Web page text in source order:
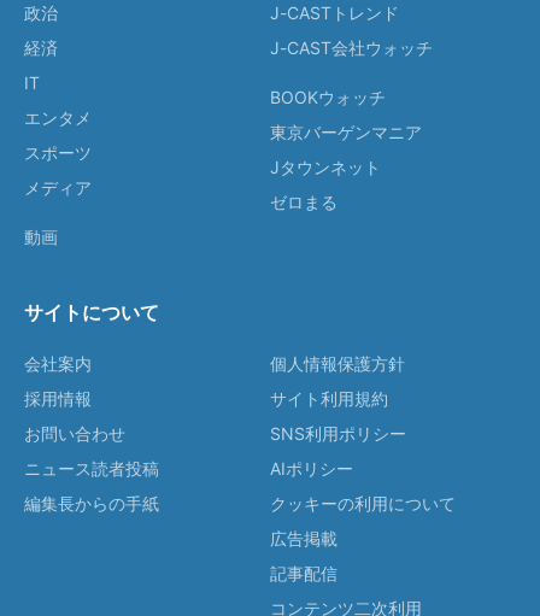
政治
経済
IT
エンタメ
スポーツ
メディア
動画
J-CASTトレンド
J-CAST会社ウォッチ
BOOKウォッチ
東京バーゲンマニア
Jタウンネット
ゼロまる
サイトについて
会社案内
採用情報
お問い合わせ
ニュース読者投稿
編集長からの手紙
個人情報保護方針
サイト利用規約
SNS利用ポリシー
AIポリシー
クッキーの利用について
広告掲載
記事配信
コンテンツ二次利用